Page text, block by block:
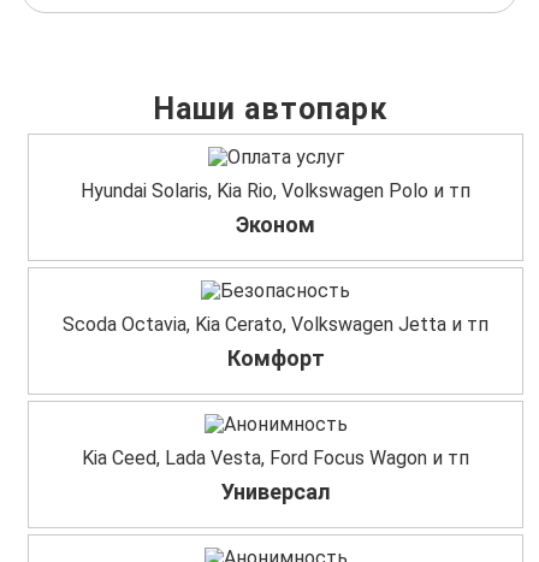
Наши автопарк
Hyundai Solaris, Kia Rio, Volkswagen Polo и тп
Эконом
Scoda Octavia, Kia Cerato, Volkswagen Jetta и тп
Комфорт
Kia Ceed, Lada Vesta, Ford Focus Wagon и тп
Универсал